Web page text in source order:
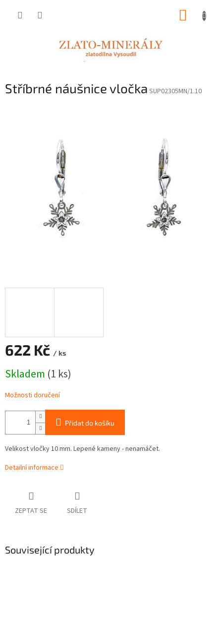
Stříbrné náušnice vločka SUP02305MN/1.10
622 Kč / ks
cena:
Skladem (1 ks)
Možnosti doručení
Přidat do košíku
Velikost vločky 10 mm. Lepené kameny - nenamáčet.
Detailní informace
ZEPTAT SE SDÍLET
Související produkty